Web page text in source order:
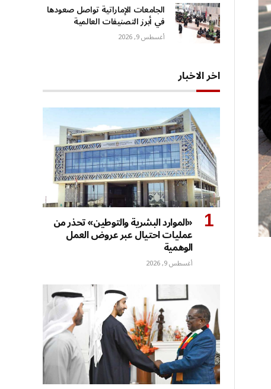
الجامعات الإماراتية تواصل صعودها
في أبرز التصنيفات العالمية
أغسطس 9, 2026
اخر الاخبار
«الموارد البشرية والتوطين» تحذر من
عمليات احتيال عبر عروض العمل
الوهمية
أغسطس 9, 2026